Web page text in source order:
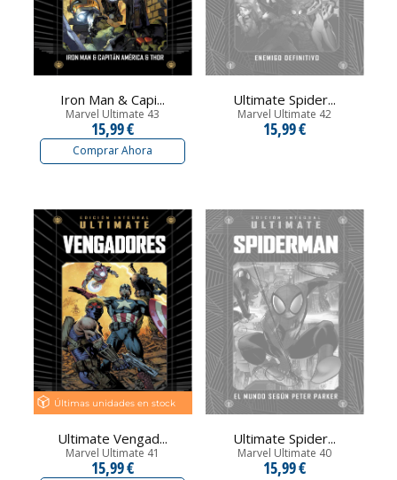
Iron Man & Capi...
Marvel Ultimate 43
15,99 €
Comprar Ahora
Ultimate Spider...
Marvel Ultimate 42
15,99 €
Últimas unidades en stock
Ultimate Vengad...
Marvel Ultimate 41
15,99 €
Ultimate Spider...
Marvel Ultimate 40
15,99 €